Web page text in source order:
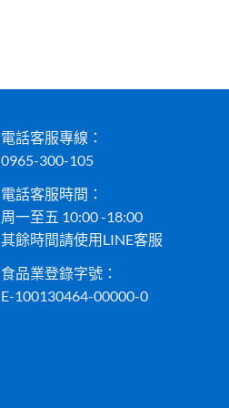
電話客服專線：
0965-300-105
電話客服時間：
周一至五 10:00 -18:00
其餘時間請使用LINE客服
食品業登錄字號：
E-100130464-00000-0